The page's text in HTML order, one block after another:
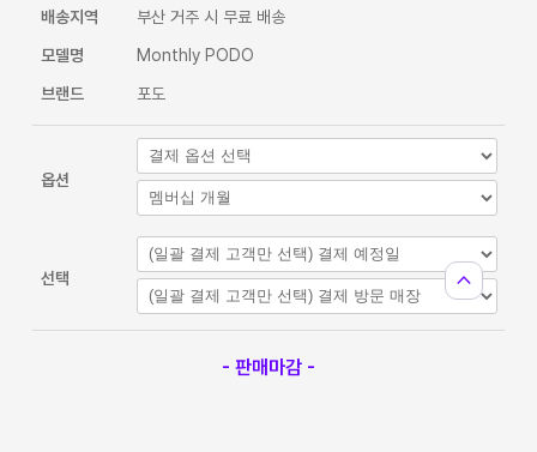
expand_less
배송지역
부산 거주 시 무료 배송
모델명
Monthly PODO
브랜드
포도
옵션
선택
- 판매마감 -